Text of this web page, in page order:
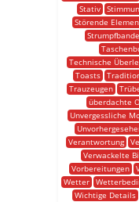
Stativ
Störende
Technische
Toasts
Trauzeugen
überdachte
Unvergessliche
Verantwortung
Verwackelte
Vorbereitungen
Wetter
Wichtige Details